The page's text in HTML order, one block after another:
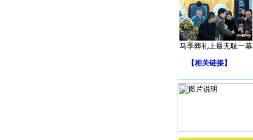
马季葬礼上最无耻一幕
【相关链接】